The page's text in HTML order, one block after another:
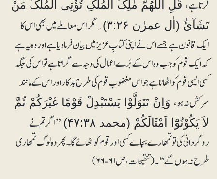
کرتا ہے،قُلِ الّٰلھُمَّ مٰلِکَ الْمُلْکِ تُؤْتِی الْمُلْکَ مَنْ
تَشَآئُ (اٰل عمرٰن ۳:۲۶)۔
مگر اس معاملے میں بھی اس کا
ایک قانون ہے جسے اس نے اپنی کتابِ عزیز میں بیان فرما دیا ہے اور وہ یہ ہے
کہ ایک قوم کو جب وہ اس کے بُرے اعمال کی وجہ سے گراتا ہے تو اس کی جگہ
کسی ایسی قوم کو اٹھاتا ہے جو اس مغضوب قوم کی طرح بدکار اور اس کے مانند
سرکش نہ ہو،وَاِنْ تَتَوَلَّوْا یَسْتَبْدِلْ قَوْمًا غَیْرَکُمْ ثُمَّ
لاَ یَکُوْنُوْٓا اَمْثَالَکُمْ (محمد ۴۷:۳۸)
’’اگر تم نے
روگردانی کی تو تمھارے بجاے کسی اور قوم کو اٹھائے گا۔ پھر وہ لوگ تمھاری
طرح نہ ہوں گے‘‘۔ (تنقیحات، ص ۶۱-۶۶)